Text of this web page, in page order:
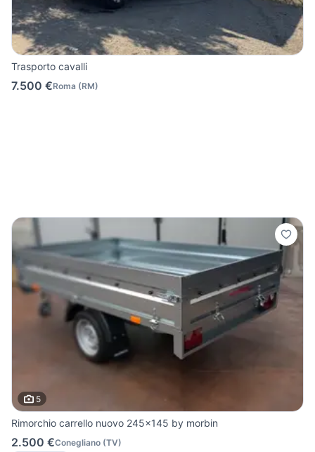
Trasporto cavalli
7.500 €Roma (RM)
5
Rimorchio carrello nuovo 245x145 by morbin
2.500 €Conegliano (TV)